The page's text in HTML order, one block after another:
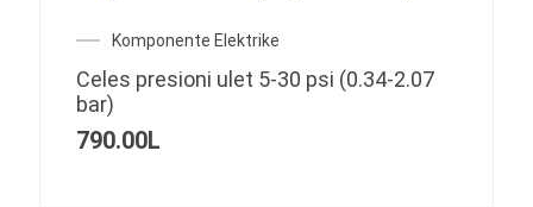
Komponente Elektrike
Celes presioni ulet 5-30 psi (0.34-2.07
bar)
790.00L